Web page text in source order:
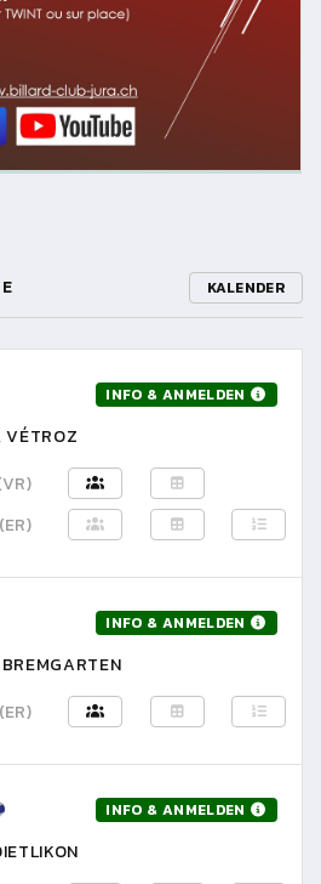
KALENDER
INFO & ANMELDEN
(ER)
INFO & ANMELDEN
(ER)
INFO & ANMELDEN